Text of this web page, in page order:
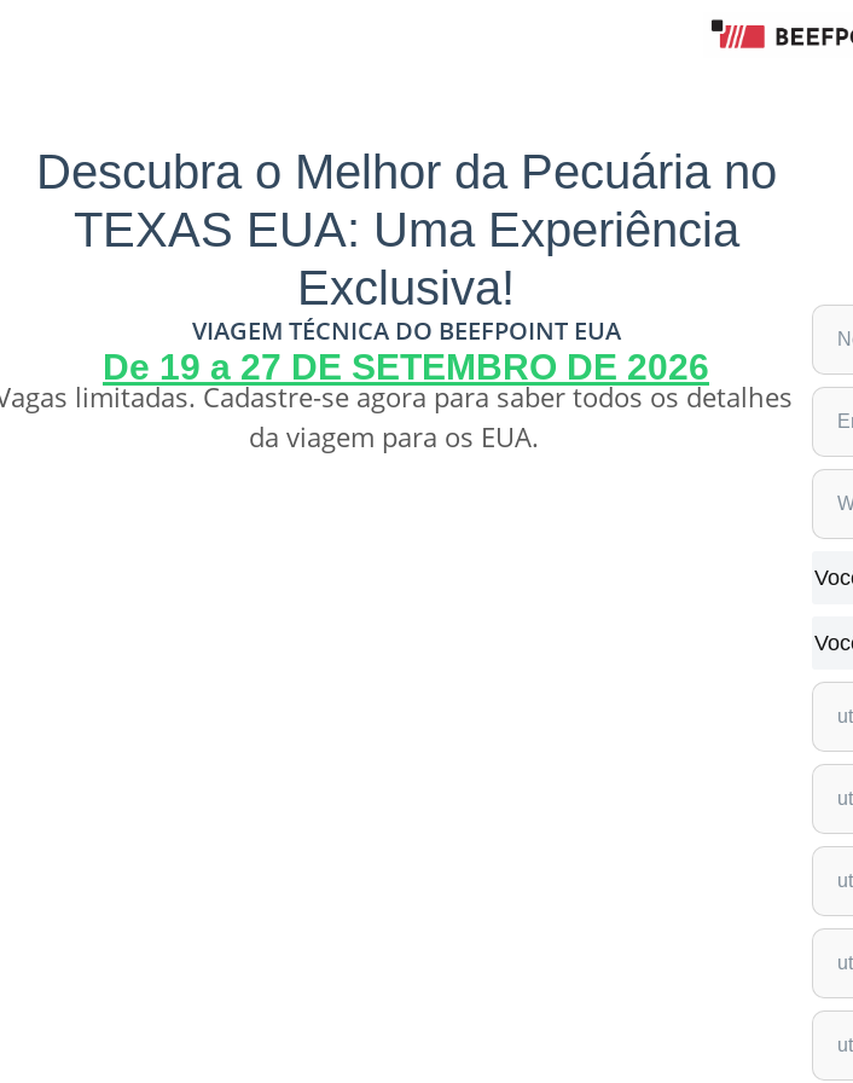
Descubra o Melhor da Pecuária no
TEXAS EUA: Uma Experiência
Exclusiva!
VIAGEM TÉCNICA DO BEEFPOINT EUA
De 19 a 27 DE SETEMBRO DE 2026
limitadas. Cadastre-se agora para saber todos os detalhes
da viagem para os EUA.